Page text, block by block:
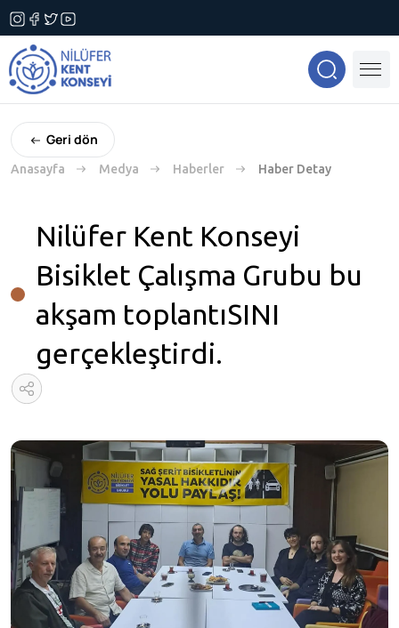
Geri dön
Anasayfa Medya Haberler Haber Detay
Nilüfer Kent Konseyi
Bisiklet Çalışma Grubu bu
akşam toplantıSINI
gerçekleştirdi.